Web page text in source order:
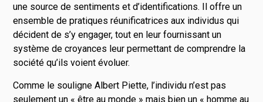
une source de sentiments et d’identifications. Il offre un
ensemble de pratiques réunificatrices aux individus qui
décident de s’y engager, tout en leur fournissant un
système de croyances leur permettant de comprendre la
société qu’ils voient évoluer.
Comme le souligne Albert Piette, l’individu n’est pas
seulement un « être au monde » mais bien un « homme au